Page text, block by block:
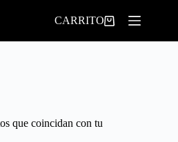
CARRITO
que coincidan con tu